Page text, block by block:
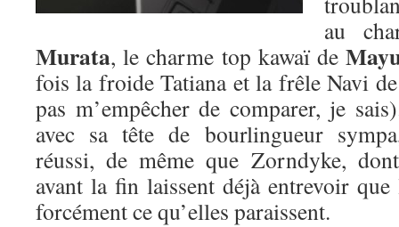
au
Murata, le charme top kawaï de
fois la froide Tatiana et la frêle Navi
pas m’empêcher de comparer, je
avec sa tête de bourlingueur
réussi, de même que Zorndyke,
avant la fin laissent déjà entrevoir que
forcément ce qu’elles paraissent.